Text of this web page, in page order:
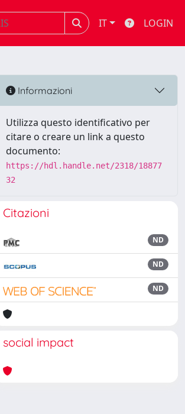
IT LOGIN
Informazioni
Utilizza questo identificativo per
citare o creare un link a questo
documento:
https://hdl.handle.net/2318/18877
32
Citazioni
ND
ND
ND
social impact